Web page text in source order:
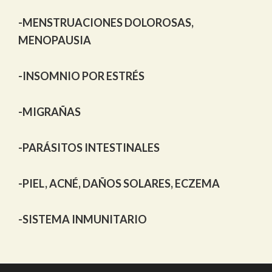
-MENSTRUACIONES DOLOROSAS,
MENOPAUSIA
-INSOMNIO POR ESTRÉS
-MIGRAÑAS
-PARÁSITOS INTESTINALES
-PIEL, ACNÉ, DAÑOS SOLARES, ECZEMA
-SISTEMA INMUNITARIO